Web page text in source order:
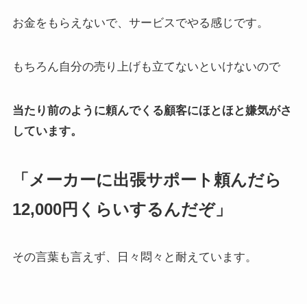
お金をもらえないで、サービスでやる感じです。
もちろん自分の売り上げも立てないといけないので
当たり前のように頼んでくる顧客にほとほと嫌気がさ
しています。
「メーカーに出張サポート頼んだら
12,000円くらいするんだぞ」
その言葉も言えず、日々悶々と耐えています。